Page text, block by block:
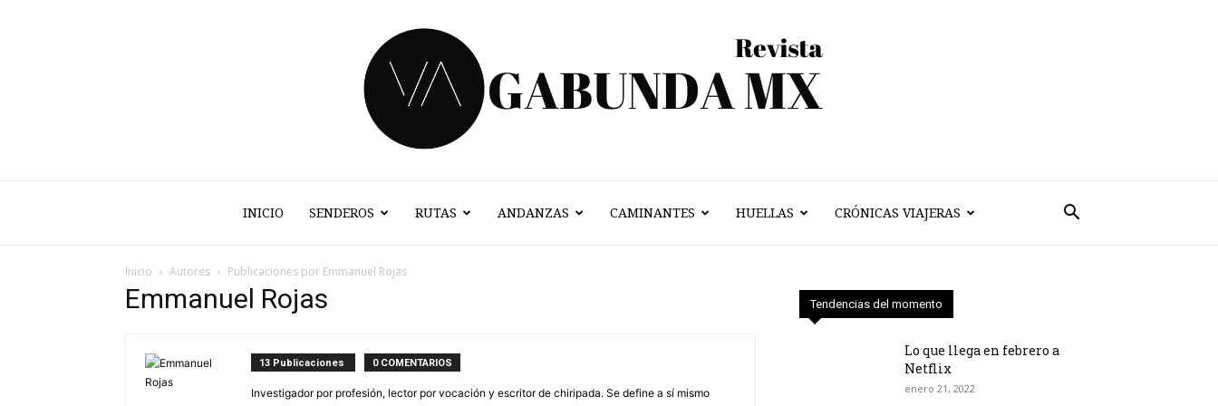
Vagabunda
INICIO SENDEROS RUTAS ANDANZAS CAMINANTES HUELLAS CRÓNICAS VIAJERAS
Inicio Autores Publicaciones por Emmanuel Rojas
Emmanuel Rojas
13 Publicaciones 0 COMENTARIOS
Investigador por profesión, lector por vocación y escritor de chiripada. Se define a sí mismo
Tendencias del momento
Lo que llega en febrero a
Netflix
enero 21, 2022